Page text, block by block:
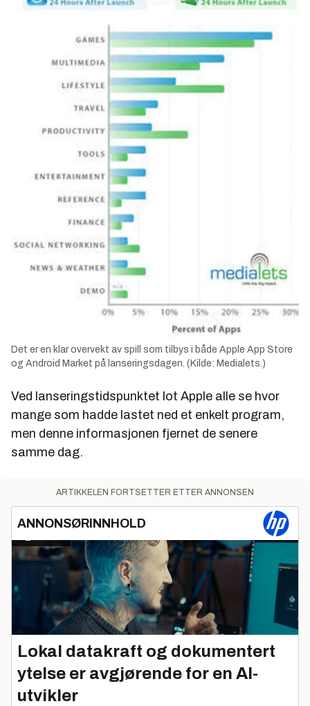
Det er en klar overvekt av spill som tilbys i både Apple App Store
og Android Market på lanseringsdagen. (Kilde: Medialets.)
Ved lanseringstidspunktet lot Apple alle se hvor
mange som hadde lastet ned et enkelt program,
men denne informasjonen fjernet de senere
samme dag.
ARTIKKELEN FORTSETTER ETTER ANNONSEN
ANNONSØRINNHOLD
Lokal datakraft og dokumentert
ytelse er avgjørende for en AI-
utvikler